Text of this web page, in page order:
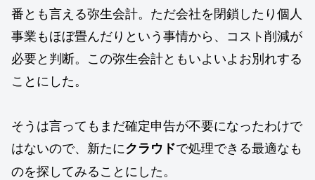
番とも言える弥生会計。ただ会社を閉鎖したり個人
事業もほぼ畳んだりという事情から、コスト削減が
必要と判断。この弥生会計ともいよいよお別れする
ことにした。
そうは言ってもまだ確定申告が不要になったわけで
はないので、新たにクラウドで処理できる最適なも
のを探してみることにした。